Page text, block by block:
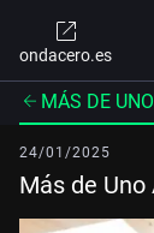
ondacero.es
MÁS DE
24/01/2025
Más de